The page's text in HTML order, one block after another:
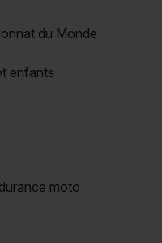
du Monde
enfants
moto